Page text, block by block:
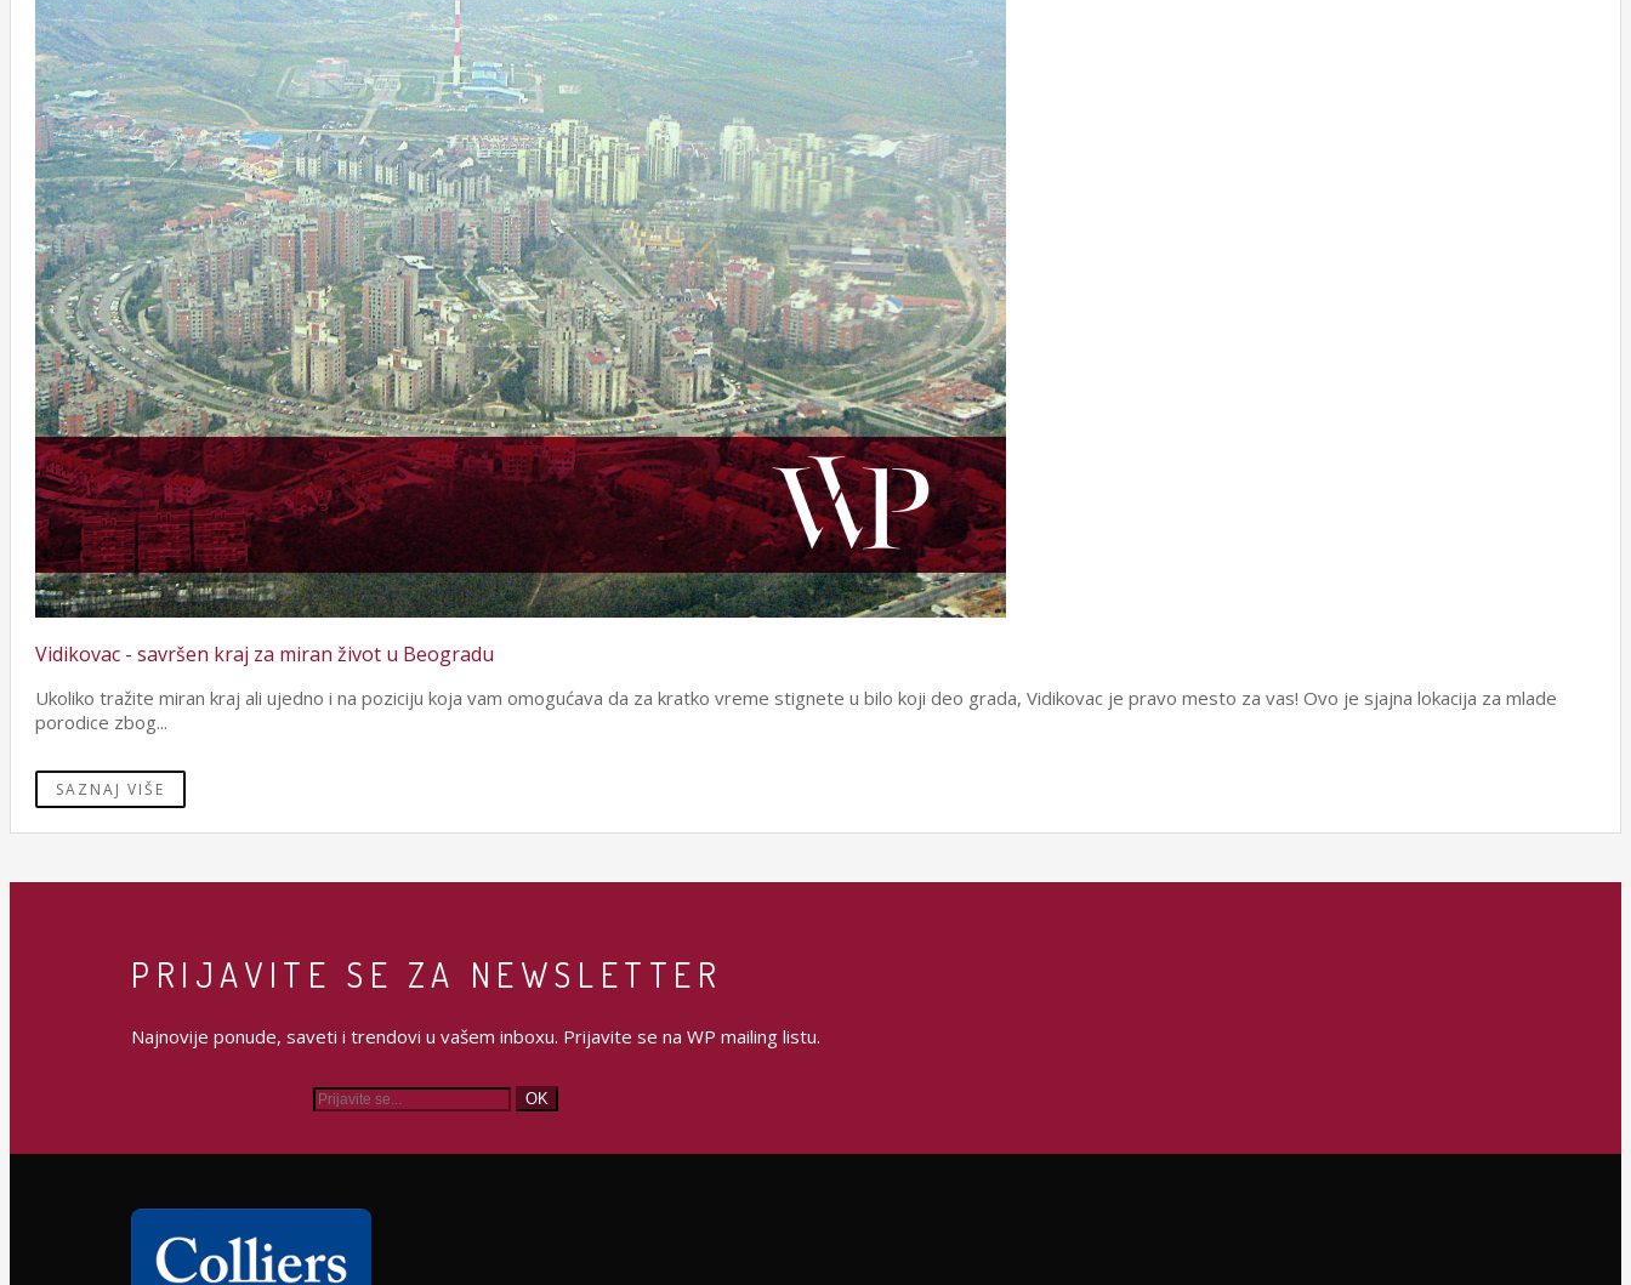
Vidikovac - savršen kraj za miran život u Beogradu
Ukoliko tražite miran kraj ali ujedno i na poziciju koja vam omogućava da za kratko vreme stignete u bilo koji deo grada, Vidikovac je pravo mesto za vas! Ovo je sjajna lokacija za mlade
porodice zbog...
SAZNAJ VIŠE
PRIJAVITE SE ZA NEWSLETTER
Najnovije ponude, saveti i trendovi u vašem inboxu. Prijavite se na WP mailing listu.
OK